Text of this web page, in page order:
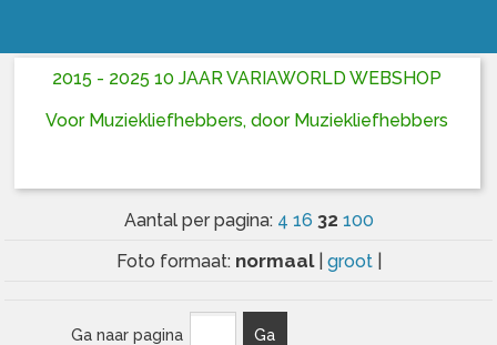
2015 - 2025 10 JAAR VARIAWORLD WEBSHOP
Voor Muziekliefhebbers, door Muziekliefhebbers
Aantal per pagina: 4 16 32 100
Foto formaat: normaal groot
Ga naar pagina Ga